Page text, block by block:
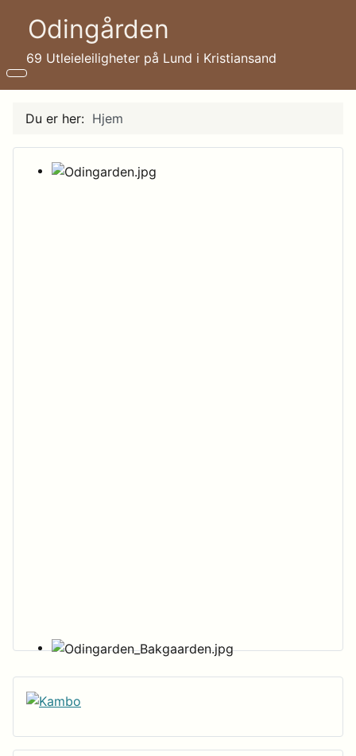
Odingården
69 Utleieleiligheter på Lund i Kristiansand
Du er her: Hjem